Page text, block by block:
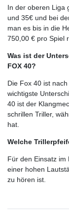
In der oberen Liga
und 35€ und bei
man es bis in die
750,00 € pro Spiel
Was ist der
FOX 40?
Die Fox 40 ist
wichtigste
40 ist der
schrillen Triller,
hat.
Welche
Für den Einsatz im
einer hohen
zu hören ist.